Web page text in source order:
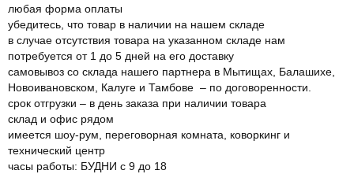
любая форма оплаты
убедитесь, что товар в наличии на нашем складе
в случае отсутствия товара на указанном складе нам
потребуется от 1 до 5 дней на его доставку
самовывоз со склада нашего партнера в Мытищах, Балашихе,
Новоивановском, Калуге и Тамбове – по договоренности.
срок отгрузки – в день заказа при наличии товара
склад и офис рядом
имеется шоу-рум, переговорная комната, коворкинг и
технический центр
часы работы: БУДНИ с 9 до 18